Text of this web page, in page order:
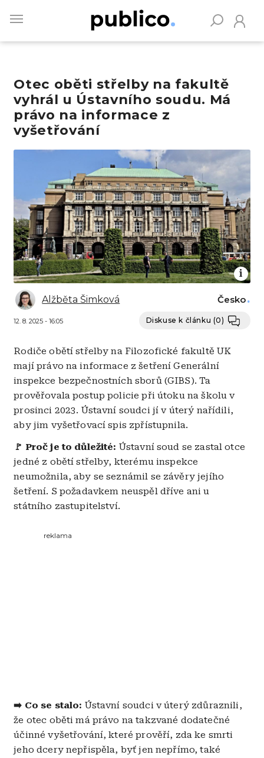
main
Otec oběti střelby na fakultě
vyhrál u Ústavního soudu. Má
právo na informace z
vyšetřování
Obrázek
Alžběta Šimková
12. 8. 2025 - 16:05
Česko
Diskuse k článku (0)
Rodiče obětí střelby na Filozofické fakultě UK
mají právo na informace z šetření Generální
inspekce bezpečnostních sborů (GIBS). Ta
prověřovala postup policie při útoku na školu v
prosinci 2023. Ústavní soudci jí v úterý nařídili,
aby jim vyšetřovací spis zpřístupnila.
🚩 Proč je to důležité: Ústavní soud se zastal otce
jedné z obětí střelby, kterému inspekce
neumožnila, aby se seznámil se závěry jejího
šetření. S požadavkem neuspěl dříve ani u
státního zastupitelství.
reklama
➡️ Co se stalo: Ústavní soudci v úterý zdůraznili,
že otec oběti má právo na takzvané dodatečné
účinné vyšetřování, které prověří, zda ke smrti
jeho dcery nepřispěla, byť jen nepřímo, také
Vyhledávejte na Publiku